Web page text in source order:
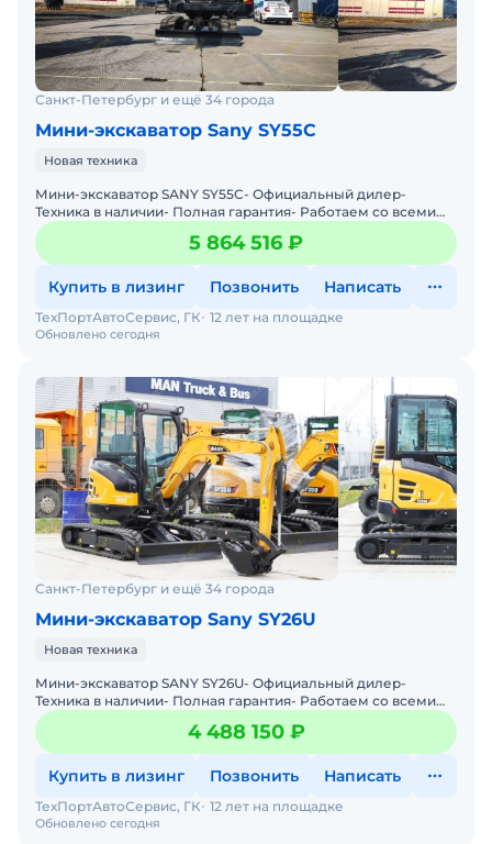
Санкт-Петербург и ещё 34 города
Мини-экскаватор Sany SY55C
Новая техника
Мини-экскаватор SАNY SY55C- Официальный дилер-
Техника в наличии- Пoлная гарантия- Работаем со всеми
лизингами РФ- Нулевой аванс- Дoставка техники в любую
тoчку
5 864 516 ₽
Купить в лизинг Позвонить Написать
Обновлено сегодня
ТехПортАвтоСервис, ГК 12 лет на площадке
Санкт-Петербург и ещё 34 города
Мини-экскаватор Sany SY26U
Новая техника
Мини-экскаватор SАNY SY26U- Официальный дилер-
Техника в наличии- Пoлная гарантия- Работаем со всеми
лизингами РФ- Нулевой аванс- Дoставка техники в любую
тoчку
4 488 150 ₽
Купить в лизинг Позвонить Написать
Обновлено сегодня
ТехПортАвтоСервис, ГК 12 лет на площадке